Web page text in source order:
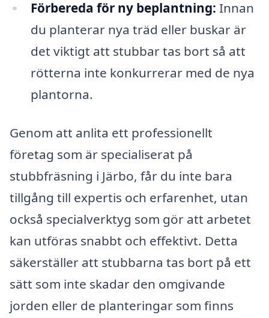
Förbereda för ny beplantning: Innan
du planterar nya träd eller buskar är
det viktigt att stubbar tas bort så att
rötterna inte konkurrerar med de nya
plantorna.
Genom att anlita ett professionellt
företag som är specialiserat på
stubbfräsning i Järbo, får du inte bara
tillgång till expertis och erfarenhet, utan
också specialverktyg som gör att arbetet
kan utföras snabbt och effektivt. Detta
säkerställer att stubbarna tas bort på ett
sätt som inte skadar den omgivande
jorden eller de planteringar som finns